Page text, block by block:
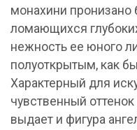
монахини
ломающихся
нежность ее юного
полуоткрытым, как
Характерный для
чувственный
выдает и фигура